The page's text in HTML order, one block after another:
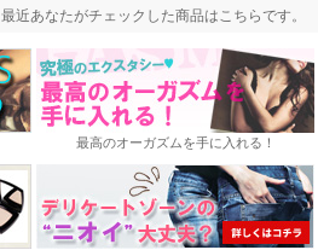
最近あなたがチェックした商品
最近あなたがチェックした商品はこちらです。
最高のオーガズムを手に入れる！